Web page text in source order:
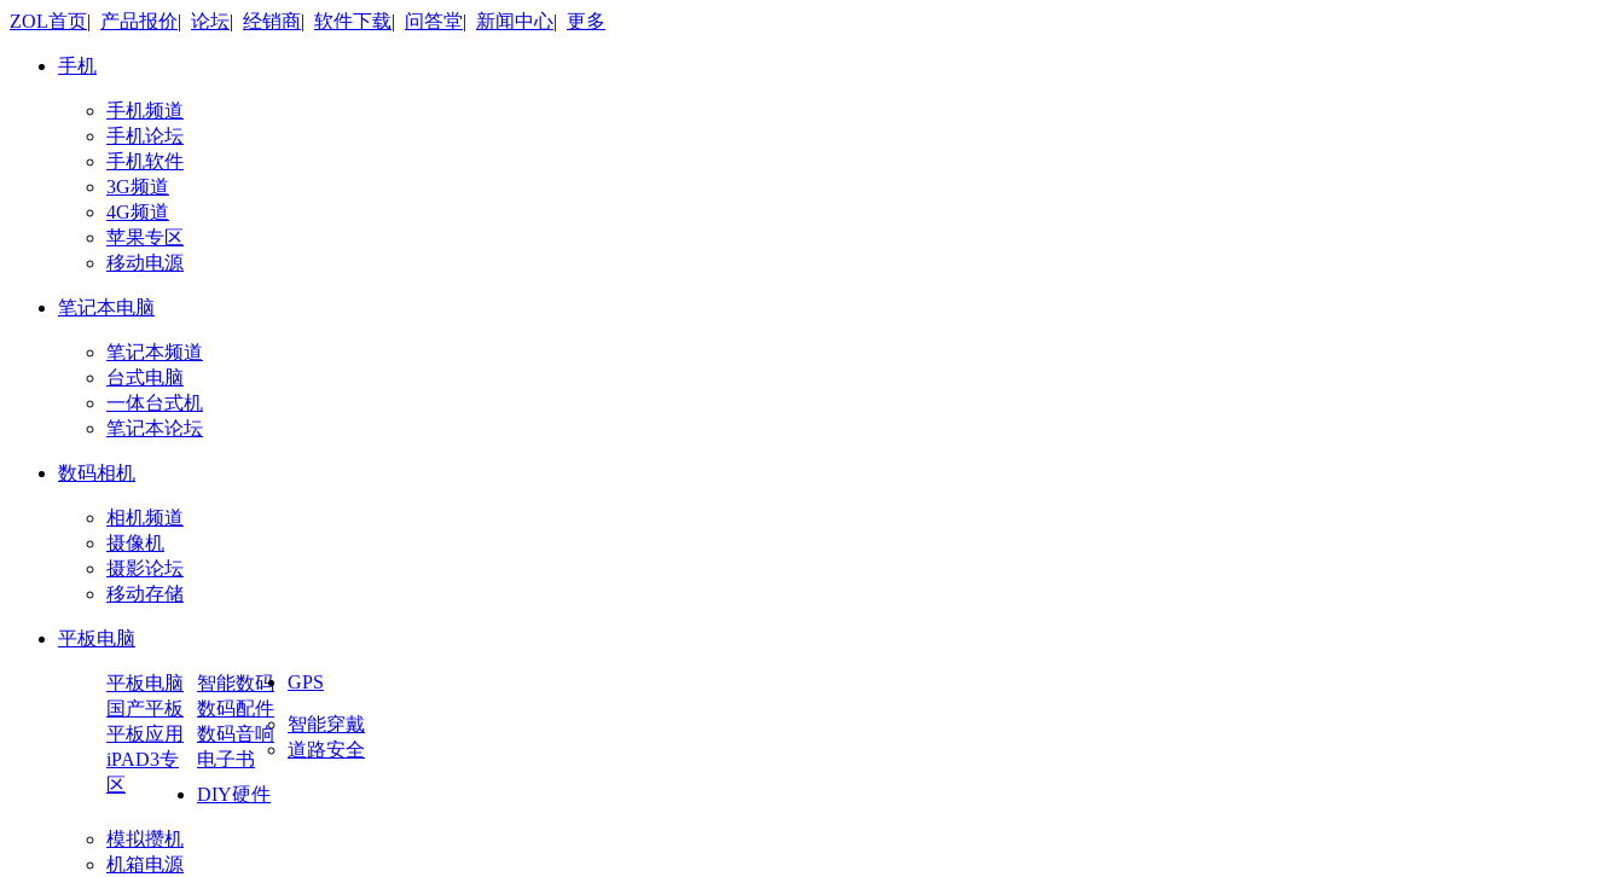
ZOL首页| 产品报价| 论坛| 经销商| 软件下载| 问答堂| 新闻中心| 更多
手机
手机频道
手机论坛
手机软件
3G频道
4G频道
苹果专区
移动电源
笔记本电脑
笔记本频道
台式电脑
一体台式机
笔记本论坛
数码相机
相机频道
摄像机
摄影论坛
移动存储
平板电脑
平板电脑
智能数码
国产平板
数码配件
平板应用
数码音响
iPAD3专
区
电子书
GPS
智能穿戴
道路安全
DIY硬件
模拟攒机
机箱电源